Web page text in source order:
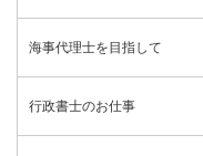
海事代理士を目指して
行政書士のお仕事